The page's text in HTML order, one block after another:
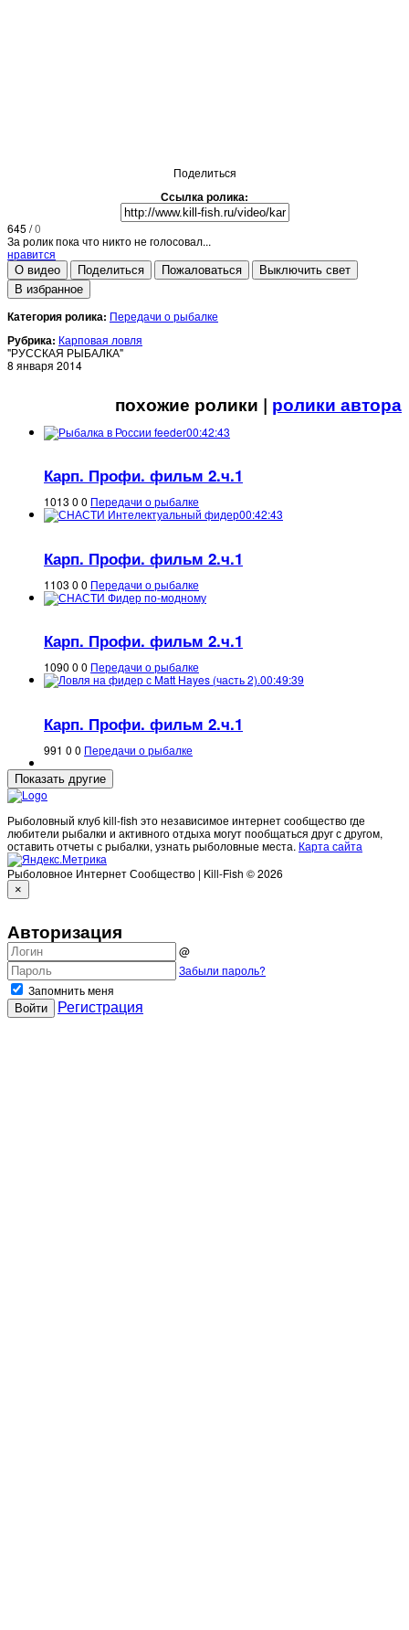
Поделиться
Ссылка ролика:
645 /0
За ролик пока что никто не голосовал...
нравится
О видео Поделиться Пожаловаться
Выключить свет
В избранное
Категория ролика: Передачи о рыбалке
Рубрика: Карповая ловля
"РУССКАЯ РЫБАЛКА"
8 января 2014
похожие ролики | ролики автора
00:42:43
Карп. Профи. фильм 2.ч.1
1013 0 0 Передачи о рыбалке
00:42:43
Карп. Профи. фильм 2.ч.1
1103 0 0 Передачи о рыбалке
Карп. Профи. фильм 2.ч.1
1090 0 0 Передачи о рыбалке
00:49:39
Карп. Профи. фильм 2.ч.1
991 0 0 Передачи о рыбалке
Рыболовный клуб kill-fish это независимое интернет сообщество где
любители рыбалки и активного отдыха могут пообщаться друг с другом,
оставить отчеты с рыбалки, узнать рыболовные места. Карта сайта
Рыболовное Интернет Сообщество | Kill-Fish © 2026
×
Авторизация
@
Забыли пароль?
Запомнить меня
Войти Регистрация